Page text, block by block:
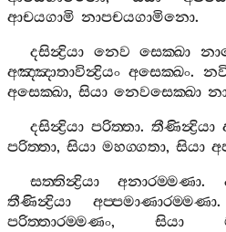
ආචයගාමි නාපචයගාමිනො.
දසින්‍ද්‍රියා නෙව සෙක‍්ඛා
අඤ‍්ඤාතාවින්‍ද්‍රියං අසෙක‍්ඛං.
අසෙක‍්ඛා, සියා නෙවසෙක‍්ඛා
දසින්‍ද්‍රියා පරිත‍්තා. තීණින්‍ද්‍රියා
පරිත‍්තා, සියා මහග‍්ගතා, සියා
සත‍්තින්‍ද්‍රියා
අනාරම‍්මණා.
තීණින්‍ද්‍රියා
අප‍්පමාණාරම‍්මණා
පරිත‍්තාරම‍්මණං, සියා